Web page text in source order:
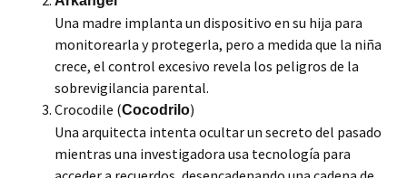
Una madre implanta un dispositivo en su hija para
monitorearla y protegerla, pero a medida que la niña
crece, el control excesivo revela los peligros de la
sobrevigilancia parental.
Crocodile (Cocodrilo)
Una arquitecta intenta ocultar un secreto del pasado
mientras una investigadora usa tecnología para